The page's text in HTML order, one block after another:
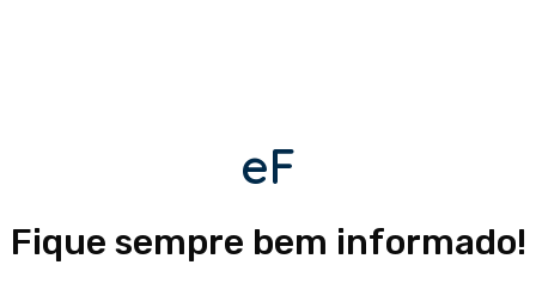
eF
Fique sempre bem informado!